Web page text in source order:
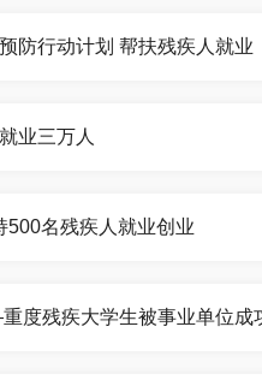
防行动计划 帮扶残疾人就业
业三万人
500名残疾人就业创业
度残疾大学生被事业单位成